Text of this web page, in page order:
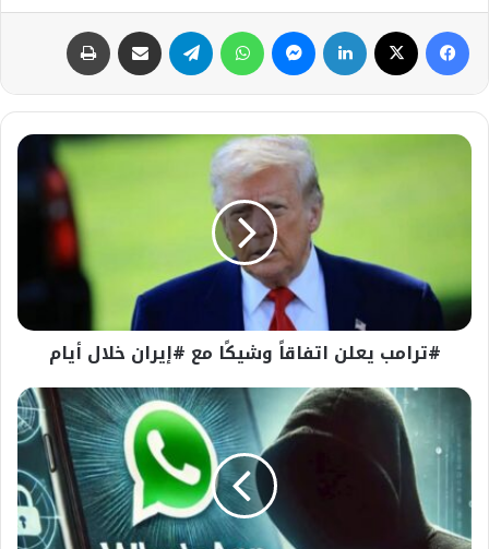
فيسبوك لينكدإن ماسنجر واتساب تيلقرام مشاركة عبر البريد
#ترامب
خلال
أيام
#ترامب يعلن اتفاقاً وشيكًا مع #إيران خلال أيام
#واتساب:تتهم
شركة
إسرائيلية
بمحاولات
اختراق
واسعة
للمستخدمين